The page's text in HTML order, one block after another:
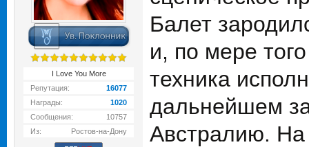
I Love You More
Репутация:
16077
Награды:
1020
Сообщения:
10757
Из:
Ростов-на-Дону
Балет
и, по мере
техника
дальнейшем
Австралию. На